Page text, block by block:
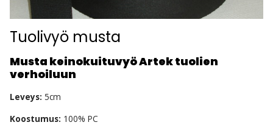
Tuolivyö musta
Musta keinokuituvyö Artek tuolien
verhoiluun
Leveys: 5cm
Koostumus: 100% PC